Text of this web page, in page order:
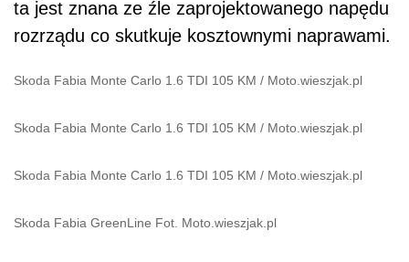
ta jest znana ze źle zaprojektowanego napędu
rozrządu co skutkuje kosztownymi naprawami.
Skoda Fabia Monte Carlo 1.6 TDI 105 KM / Moto.wieszjak.pl
Skoda Fabia Monte Carlo 1.6 TDI 105 KM / Moto.wieszjak.pl
Skoda Fabia Monte Carlo 1.6 TDI 105 KM / Moto.wieszjak.pl
Skoda Fabia GreenLine Fot. Moto.wieszjak.pl